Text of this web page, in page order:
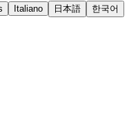
Italiano 日本語
한국어